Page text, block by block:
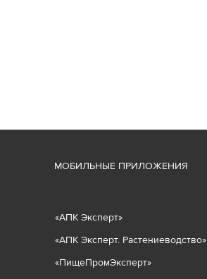
МОБИЛЬНЫЕ ПРИЛОЖЕНИЯ
«АПК Эксперт»
«АПК Эксперт. Растениеводство»
«ПищеПромЭксперт»